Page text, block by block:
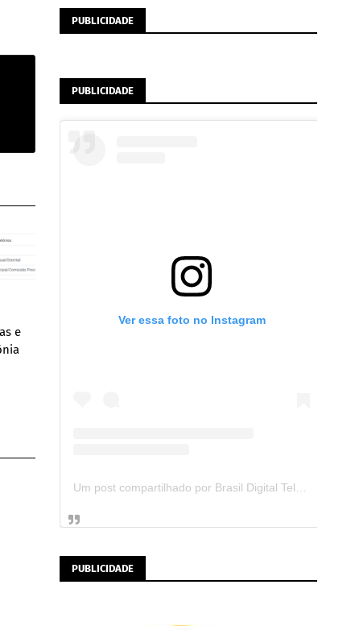
e
PUBLICIDADE
PUBLICIDADE
Ver essa foto no Instagram
PUBLICIDADE